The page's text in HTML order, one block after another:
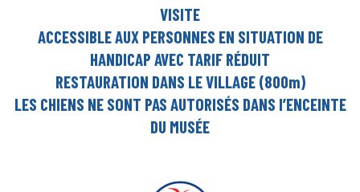
VISITE
ACCESSIBLE AUX PERSONNES EN SITUATION DE
HANDICAP AVEC TARIF RÉDUIT
RESTAURATION DANS LE VILLAGE (800m)
LES CHIENS NE SONT PAS AUTORISÉS DANS l’ENCEINTE
DU MUSÉE